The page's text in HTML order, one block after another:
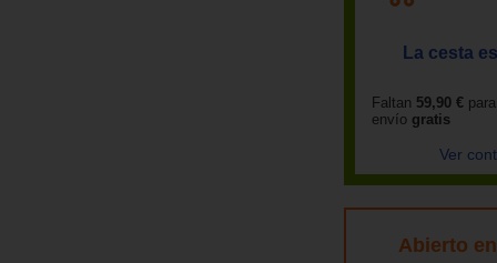
La cesta
Faltan 59,90 €
envío gratis
Ver
Abierto